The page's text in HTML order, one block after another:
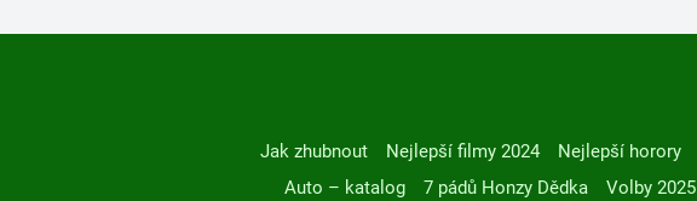
Jak zhubnout Nejlepší filmy 2024 Nejlepší horory
Auto – katalog
7 pádů Honzy Dědka Volby 2025